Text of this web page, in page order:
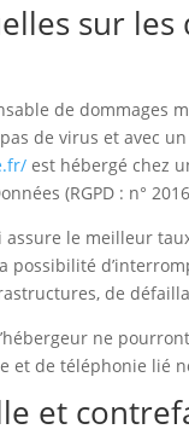
sur les
de dommages
de virus et avec
est hébergé chez
(RGPD : n°
le meilleur
possibilité
de
ne
de téléphonie lié
et